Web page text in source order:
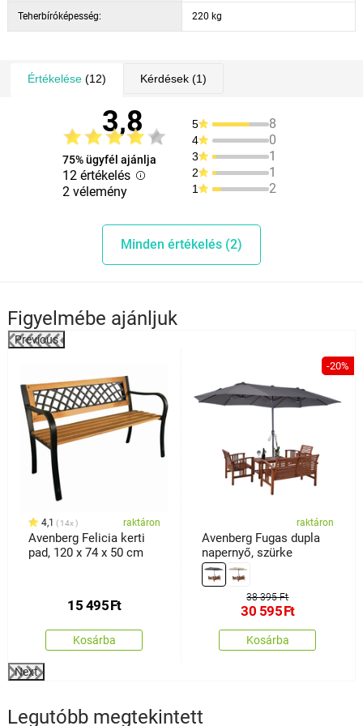
Teherbíróképesség: 220 kg
Értékelése(12) Kérdések(1)
3,8
75% ügyfél ajánlja
12 értékelés
2 vélemény
5 8
4 0
3 1
2 1
1 2
Minden értékelés (2)
Figyelmébe ajánljuk
Previous
4,1 14x raktáron
Avenberg Felicia kerti
pad, 120 x 74 x 50 cm
15 495Ft
Kosárba
-20%
raktáron
Avenberg Fugas dupla
napernyő, szürke
38 395 Ft
30 595Ft
Kosárba
Next
Legutóbb megtekintett